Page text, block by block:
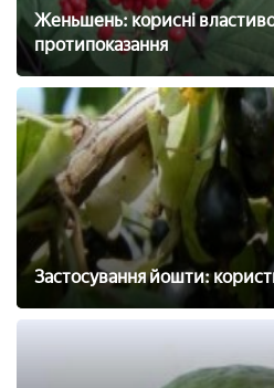
Женьшень: корисні
протипоказання
Застосування йошти: